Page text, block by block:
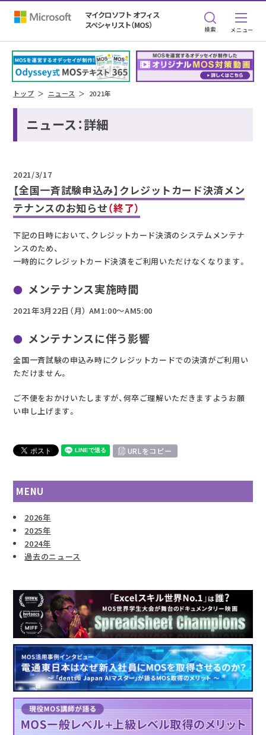
マイクロソフト オフィス
スペシャリスト（MOS）
検索
トップ ニュース 2021年
ニュース：詳細
2021/3/17
【全国一斉試験申込み】クレジットカード決済メン
テナンスのお知らせ（終了）
下記の日時において、クレジットカード決済のシステムメンテナ
ンスのため、
一時的にクレジットカード決済をご利用いただけなくなります。
メンテナンス実施時間
2021年3月22日（月） AM1:00～AM5:00
メンテナンスに伴う影響
全国一斉試験の申込み時にクレジットカードでの決済がご利用い
ただけません。
ご不便をおかけいたしますが、何卒ご理解いただきますようお願
い申し上げます。
URLをコピー
MENU
2026年
2025年
2024年
過去のニュース